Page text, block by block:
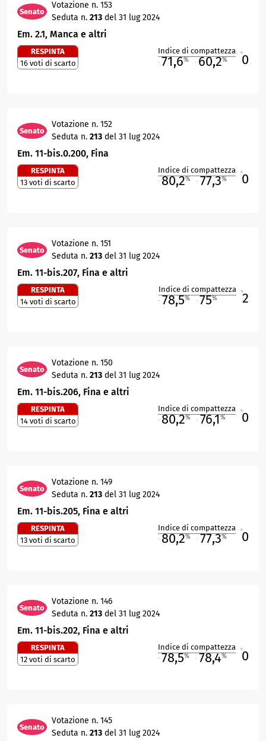
Senato
Votazione n. 153
Seduta n. 213 del 31 lug 2024
Em. 2.1, Manca e altri
RESPINTA
16 voti di scarto
Indice di compattezza
71,6% 60,2% 0
Senato
Votazione n. 152
Seduta n. 213 del 31 lug 2024
Em. 11-bis.0.200, Fina
RESPINTA
13 voti di scarto
Indice di compattezza
80,2% 77,3% 0
Senato
Votazione n. 151
Seduta n. 213 del 31 lug 2024
Em. 11-bis.207, Fina e altri
RESPINTA
14 voti di scarto
Indice di compattezza
78,5% 75% 2
Senato
Votazione n. 150
Seduta n. 213 del 31 lug 2024
Em. 11-bis.206, Fina e altri
RESPINTA
14 voti di scarto
Indice di compattezza
80,2% 76,1% 0
Senato
Votazione n. 149
Seduta n. 213 del 31 lug 2024
Em. 11-bis.205, Fina e altri
RESPINTA
13 voti di scarto
Indice di compattezza
80,2% 77,3% 0
Senato
Votazione n. 146
Seduta n. 213 del 31 lug 2024
Em. 11-bis.202, Fina e altri
RESPINTA
12 voti di scarto
Indice di compattezza
78,5% 78,4% 0
Senato
Votazione n. 145
Seduta n. 213 del 31 lug 2024